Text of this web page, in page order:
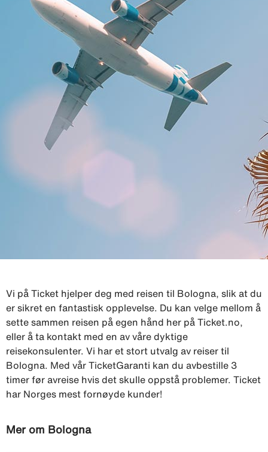
Vi på Ticket hjelper deg med reisen til Bologna, slik at du
er sikret en fantastisk opplevelse. Du kan velge mellom å
sette sammen reisen på egen hånd her på Ticket.no,
eller å ta kontakt med en av våre dyktige
reisekonsulenter. Vi har et stort utvalg av reiser til
Bologna. Med vår TicketGaranti kan du avbestille 3
timer før avreise hvis det skulle oppstå problemer. Ticket
har Norges mest fornøyde kunder!
Mer om Bologna